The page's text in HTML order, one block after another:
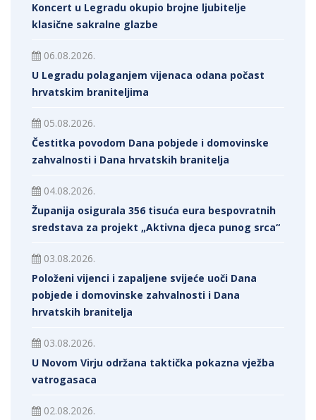
Koncert u Legradu okupio brojne ljubitelje
klasične sakralne glazbe
06.08.2026.
U Legradu polaganjem vijenaca odana počast
hrvatskim braniteljima
05.08.2026.
Čestitka povodom Dana pobjede i domovinske
zahvalnosti i Dana hrvatskih branitelja
04.08.2026.
Županija osigurala 356 tisuća eura bespovratnih
sredstava za projekt „Aktivna djeca punog srca“
03.08.2026.
Položeni vijenci i zapaljene svijeće uoči Dana
pobjede i domovinske zahvalnosti i Dana
hrvatskih branitelja
03.08.2026.
U Novom Virju održana taktička pokazna vježba
vatrogasaca
02.08.2026.